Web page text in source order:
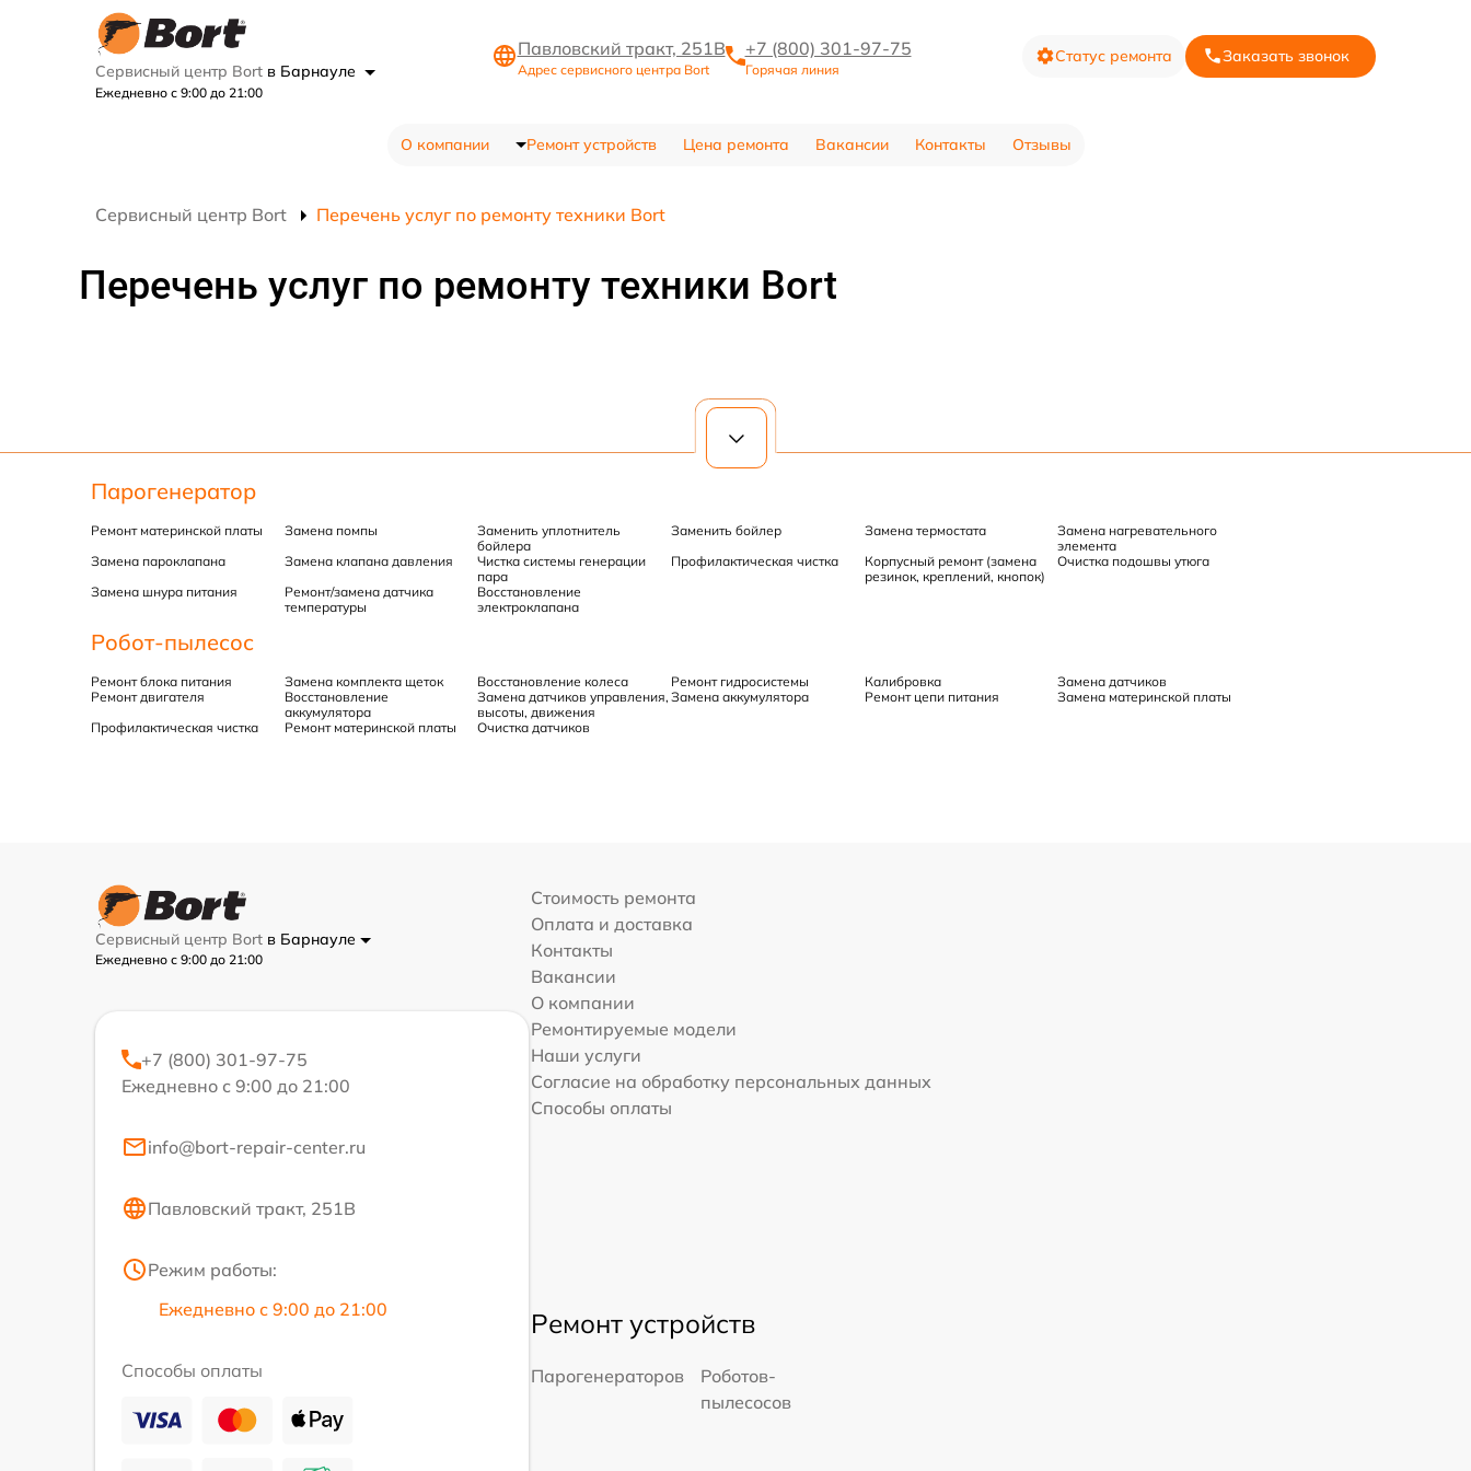
Сервисный центр Bort в Барнауле
Ежедневно с 9:00 до 21:00
Павловский тракт, 251В
Адрес сервисного центра Bort
+7 (800) 301-97-75
Горячая линия
Статус ремонта Заказать звонок
О компании Ремонт устройств Цена ремонта Вакансии Контакты Отзывы
Сервисный центр Bort Перечень услуг по ремонту техники Bort
Перечень услуг по ремонту техники Bort
Парогенератор
Ремонт материнской платы Замена помпы
Заменить уплотнитель
бойлера
Заменить бойлер Замена термостата
Замена нагревательного
элемента
Замена пароклапана
Замена клапана давления
Чистка системы генерации
пара
Профилактическая чистка
Корпусный ремонт (замена
резинок, креплений, кнопок)
Очистка подошвы утюга
Замена шнура питания
Ремонт/замена датчика
температуры
Восстановление
электроклапана
Робот-пылесос
Ремонт блока питания Замена комплекта щеток Восстановление колеса Ремонт гидросистемы Калибровка
Замена датчиков
Ремонт двигателя
Восстановление
аккумулятора
Замена датчиков управления,
высоты, движения
Замена аккумулятора Ремонт цепи питания
Замена материнской платы
Профилактическая чистка
Ремонт материнской платы Очистка датчиков
Сервисный центр Bort в Барнауле
Ежедневно с 9:00 до 21:00
+7 (800) 301-97-75
Ежедневно с 9:00 до 21:00
info@bort-repair-center.ru
Павловский тракт, 251В
Режим работы:
Ежедневно с 9:00 до 21:00
Способы оплаты
Стоимость ремонта
Оплата и доставка
Контакты
Вакансии
О компании
Ремонтируемые модели
Наши услуги
Согласие на обработку персональных данных
Способы оплаты
Ремонт устройств
Парогенераторов
Роботов-
пылесосов